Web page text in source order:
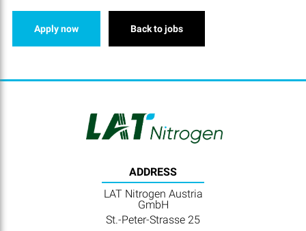
Apply now Back to jobs
ADDRESS
LAT Nitrogen Austria
GmbH
St.-Peter-Strasse 25